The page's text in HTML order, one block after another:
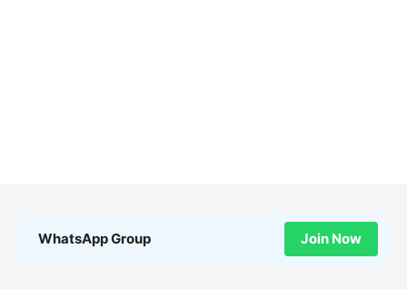
WhatsApp Group Join Now